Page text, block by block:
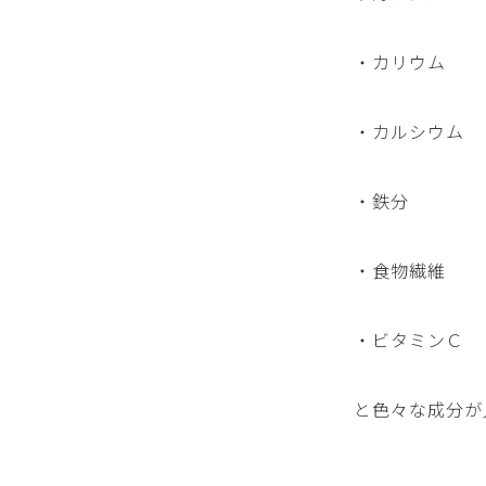
・カリウム
・カルシウム
・鉄分
・食物繊維
・ビタミンＣ
と色々な成分